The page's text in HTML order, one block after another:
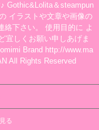
Gothic&Lolita＆steampun
イラストや文章や画像の
絡下さい。 使用目的に よ
宜しくお願い申しあげま
Brand http://www.ma
All Rights Reserved
る